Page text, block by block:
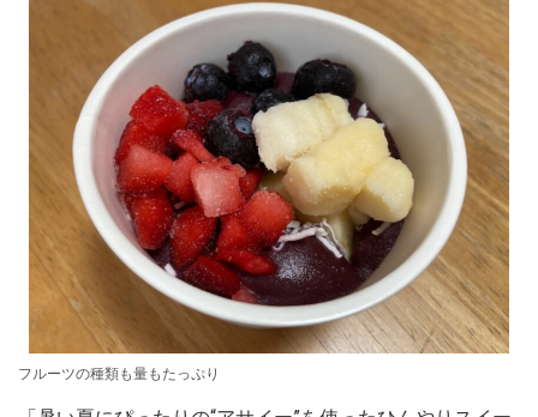
フルーツの種類も量もたっぷり